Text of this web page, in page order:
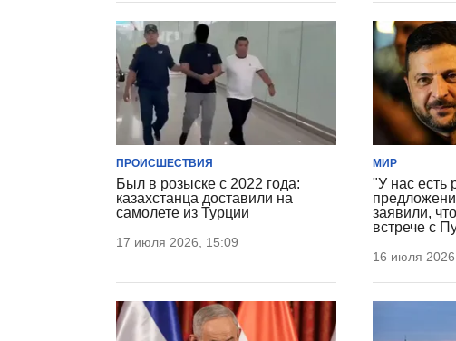
ПРОИСШЕСТВИЯ
Был в розыске с 2022 года:
казахстанца доставили на
самолете из Турции
17 июля 2026, 15:09
МИР
"У нас есть
заявили,
встрече с
16 июля